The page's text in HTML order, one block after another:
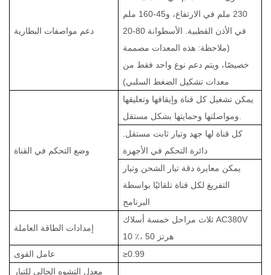
دعم مواصفات البطارية
230 ملم في الارتفاع، و45-160 ملم
في الأذن القطبية. الأسطوانة 80-20
(ملاحظة: هذه المعدات مصممة
خصيصًا، ويتم دعم نوع واحد فقط من
معدات تشكيل الضغط السلبي)
وضع التحكم في القناة
يمكن تشغيل كل قناة وإيقافها وتعليقها
كل قناة لها جهد وتيار ثابت مستقل.
دائرة التحكم في الأجهزة
يمكن معايرة دقة تيار الشحن وتيار
التفريغ لكل قناة تلقائيًا بواسطة
البرنامج
إمدادات الطاقة العاملة
ثلاث مراحل خمسة أسلاك AC380V
10
٪، 50 هرتز
عامل القوى
≥0.99
معدل التشوه الحالي للتيار